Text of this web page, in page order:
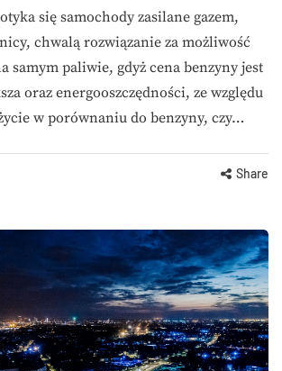
się samochody zasilane gazem,
chwalą rozwiązanie za możliwość
samym paliwie, gdyż cena benzyny jest
oraz energooszczędności, ze względu
w porównaniu do benzyny, czy…
Share